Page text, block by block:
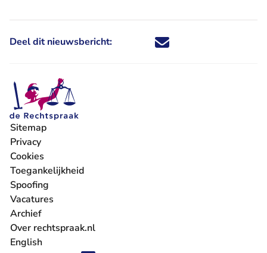
Deel dit nieuwsbericht: Deel dit nieuwsbericht via X -
Deel dit nieuwsbericht via
Deel dit nieuwsbericht
Deel dit
Sitemap
Privacy
Cookies
Toegankelijkheid
Spoofing
Vacatures
- U verlaat Rechtspraak.nl
Archief
Over rechtspraak.nl
English